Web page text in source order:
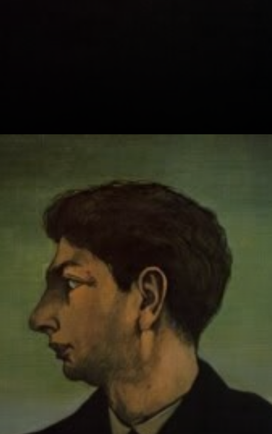
Durante la guerra,
acabó en un
hospital. Allí, sus
maniquíes y la
pintura metafísica
tomaron forma.